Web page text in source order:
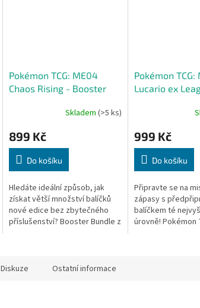
Pokémon TCG: ME04
Chaos Rising - Booster
Skladem (>5 ks)
899 Kč
Do košíku
Hledáte ideální způsob, jak
získat větší množství balíčků
nové edice bez zbytečného
příslušenství? Booster Bundle z
Pokémon TCG:
Lucario ex
999 Kč
Do košíku
Připravte se na
zápasy s
balíčkem té
úrovně! Pokémon
Diskuze Ostatní informace